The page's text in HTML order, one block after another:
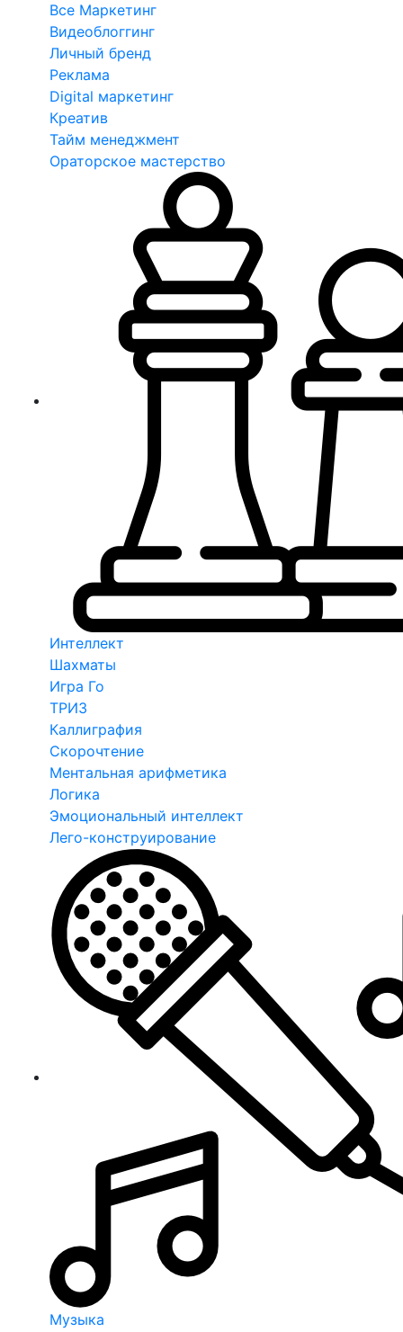
Все Маркетинг
Видеоблоггинг
Личный бренд
Реклама
Digital маркетинг
Креатив
Тайм менеджмент
Ораторское мастерство
Интеллект
Шахматы
Игра Го
ТРИЗ
Каллиграфия
Скорочтение
Ментальная арифметика
Логика
Эмоциональный интеллект
Лего-конструирование
Музыка